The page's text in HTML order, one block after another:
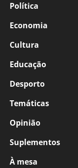
Política
Economia
Cultura
Educação
Desporto
Temáticas
Opinião
Suplementos
À mesa